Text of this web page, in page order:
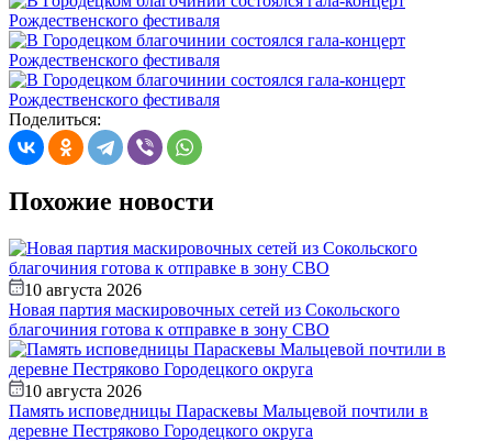
Поделиться:
Похожие новости
10 августа 2026
Новая партия маскировочных сетей из Сокольского
благочиния готова к отправке в зону СВО
10 августа 2026
Память исповедницы Параскевы Мальцевой почтили в
деревне Пестряково Городецкого округа